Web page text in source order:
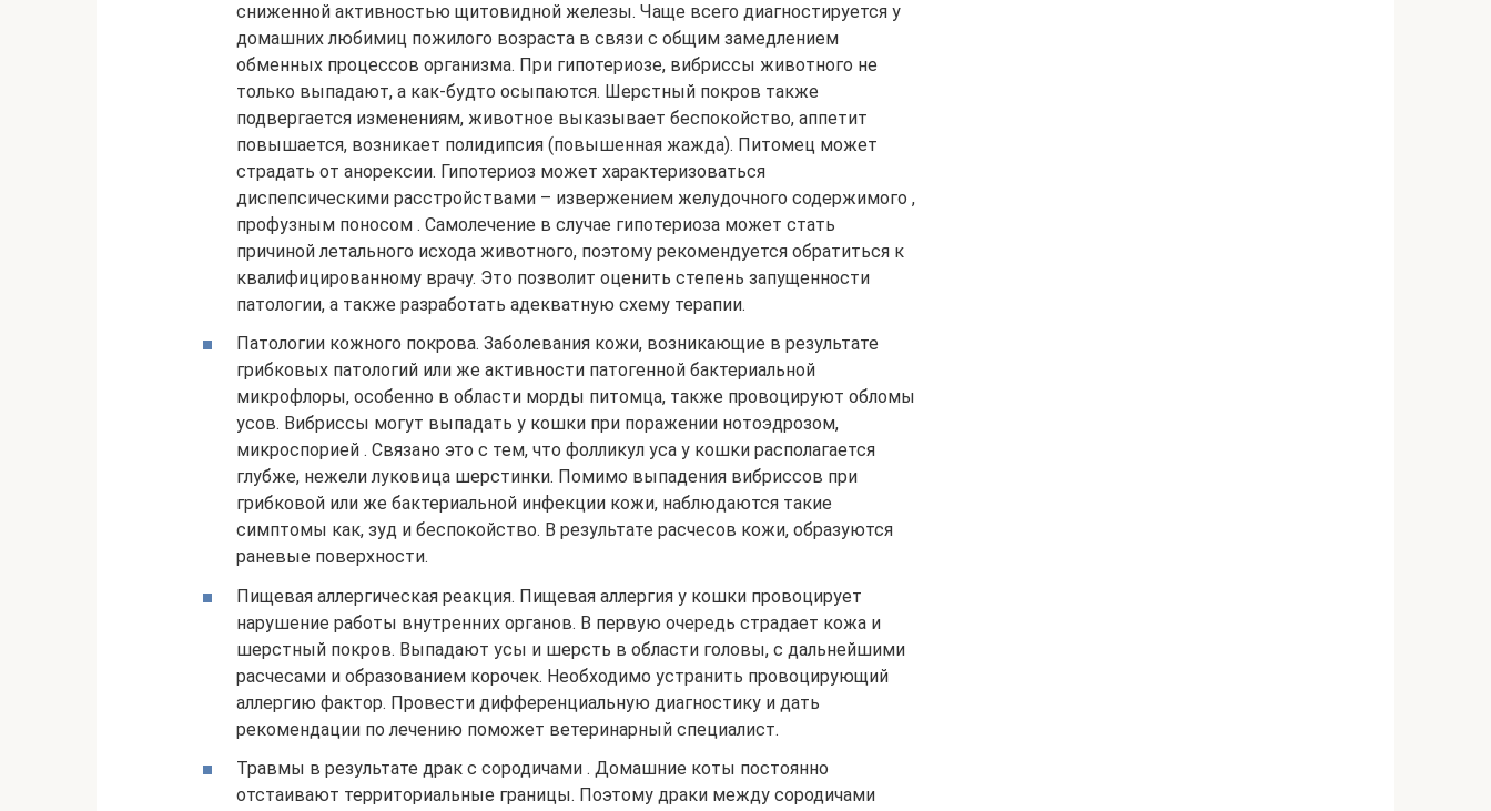
сниженной активностью щитовидной железы. Чаще всего диагностируется у
домашних любимиц пожилого возраста в связи с общим замедлением
обменных процессов организма. При гипотериозе, вибриссы животного не
только выпадают, а как-будто осыпаются. Шерстный покров также
подвергается изменениям, животное выказывает беспокойство, аппетит
повышается, возникает полидипсия (повышенная жажда). Питомец может
страдать от анорексии. Гипотериоз может характеризоваться
диспепсическими расстройствами – извержением желудочного содержимого ,
профузным поносом . Самолечение в случае гипотериоза может стать
причиной летального исхода животного, поэтому рекомендуется обратиться к
квалифицированному врачу. Это позволит оценить степень запущенности
патологии, а также разработать адекватную схему терапии.
Патологии кожного покрова. Заболевания кожи, возникающие в результате
грибковых патологий или же активности патогенной бактериальной
микрофлоры, особенно в области морды питомца, также провоцируют обломы
усов. Вибриссы могут выпадать у кошки при поражении нотоэдрозом,
микроспорией . Связано это с тем, что фолликул уса у кошки располагается
глубже, нежели луковица шерстинки. Помимо выпадения вибриссов при
грибковой или же бактериальной инфекции кожи, наблюдаются такие
симптомы как, зуд и беспокойство. В результате расчесов кожи, образуются
раневые поверхности.
Пищевая аллергическая реакция. Пищевая аллергия у кошки провоцирует
нарушение работы внутренних органов. В первую очередь страдает кожа и
шерстный покров. Выпадают усы и шерсть в области головы, с дальнейшими
расчесами и образованием корочек. Необходимо устранить провоцирующий
аллергию фактор. Провести дифференциальную диагностику и дать
рекомендации по лечению поможет ветеринарный специалист.
Травмы в результате драк с сородичами . Домашние коты постоянно
отстаивают территориальные границы. Поэтому драки между сородичами